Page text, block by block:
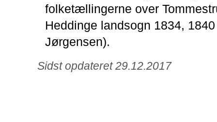
folketællingerne over
Heddinge landsogn 1834,
Jørgensen).
Sidst opdateret 29.12.2017